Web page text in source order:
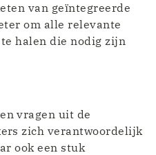
van geïntegreerde
om alle relevante
halen die nodig zijn
vragen uit de
zich verantwoordelijk
ook een stuk